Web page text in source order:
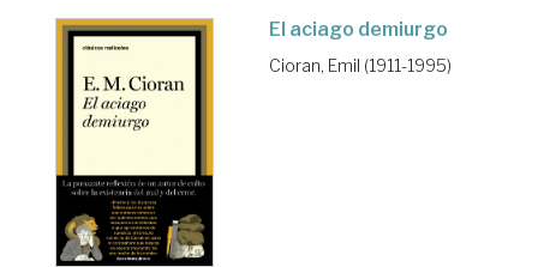
El aciago demiurgo
Cioran, Emil (1911-1995)